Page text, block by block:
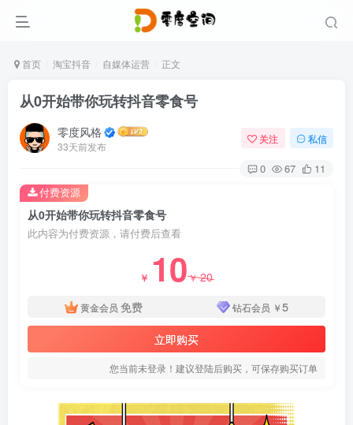
首页 淘宝抖音 自媒体运营 正文
从0开始带你玩转抖音零食号
零度风格
33天前发布
关注 私信
0 67 11
从0开始带你玩转抖音零食号
此内容为付费资源，请付费后查看
￥ 10￥20
黄金会员 免费 钻石会员 ￥5
立即购买
您当前未登录！建议登陆后购买，可保存购买订单
付费资源